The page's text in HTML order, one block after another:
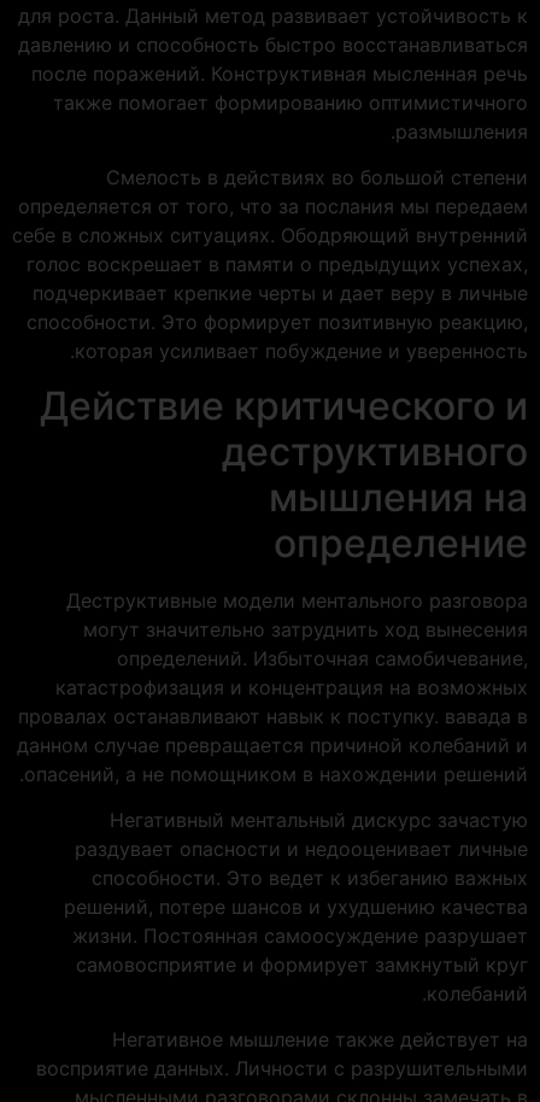
для роста. Данный метод развивает устойчивость к
давлению и способность быстро восстанавливаться
после поражений. Конструктивная мысленная речь
также помогает формированию оптимистичного
размышления.
Смелость в действиях во большой степени
определяется от того, что за послания мы передаем
себе в сложных ситуациях. Ободряющий внутренний
голос воскрешает в памяти о предыдущих успехах,
подчеркивает крепкие черты и дает веру в личные
способности. Это формирует позитивную реакцию,
которая усиливает побуждение и уверенность.
Действие критического и
деструктивного
мышления на
определение
Деструктивные модели ментального разговора
могут значительно затруднить ход вынесения
определений. Избыточная самобичевание,
катастрофизация и концентрация на возможных
провалах останавливают навык к поступку. вавада в
данном случае превращается причиной колебаний и
опасений, а не помощником в нахождении решений.
Негативный ментальный дискурс зачастую
раздувает опасности и недооценивает личные
способности. Это ведет к избеганию важных
решений, потере шансов и ухудшению качества
жизни. Постоянная самоосуждение разрушает
самовосприятие и формирует замкнутый круг
колебаний.
Негативное мышление также действует на
восприятие данных. Личности с разрушительными